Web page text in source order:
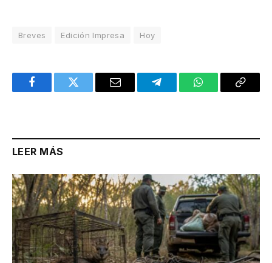
Breves Edición Impresa Hoy
FacebookTwitter Email TelegramWhatsAppCopy
LEER MÁS